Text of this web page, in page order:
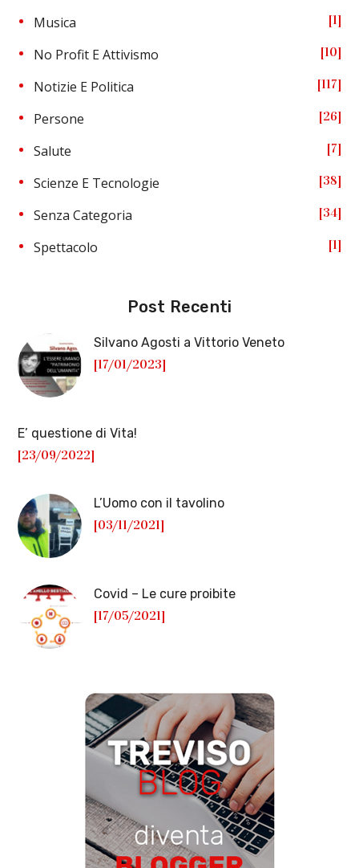
Musica 1
No Profit E Attivismo 10
Notizie E Politica 117
Persone 26
Salute 7
Scienze E Tecnologie 38
Senza Categoria 34
Spettacolo 1
Post Recenti
Silvano Agosti a Vittorio Veneto
[17/01/2023]
E’ questione di Vita!
[23/09/2022]
L’Uomo con il tavolino
[03/11/2021]
Covid – Le cure proibite
[17/05/2021]